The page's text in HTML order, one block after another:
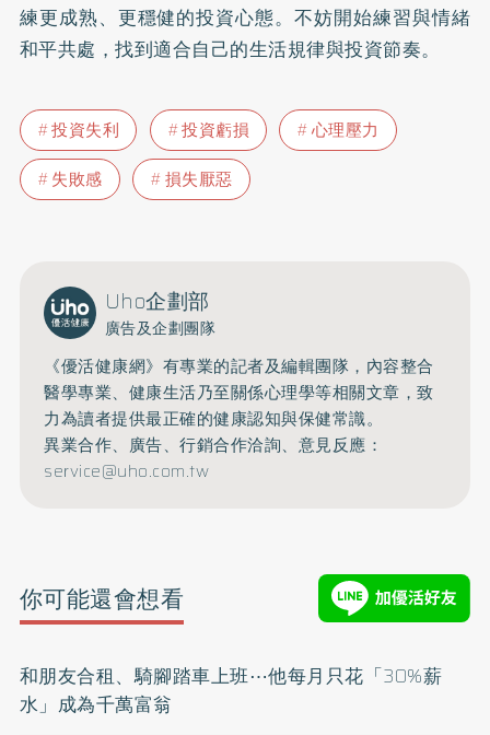
練更成熟、更穩健的投資心態。不妨開始練習與情緒
和平共處，找到適合自己的生活規律與投資節奏。
投資失利 投資虧損
心理壓力
失敗感
損失厭惡
Uho企劃部
廣告及企劃團隊
《優活健康網》有專業的記者及編輯團隊，內容整合
醫學專業、健康生活乃至關係心理學等相關文章，致
力為讀者提供最正確的健康認知與保健常識。
異業合作、廣告、行銷合作洽詢、意見反應：
service@uho.com.tw
你可能還會想看
和朋友合租、騎腳踏車上班⋯他每月只花「30%薪
水」成為千萬富翁